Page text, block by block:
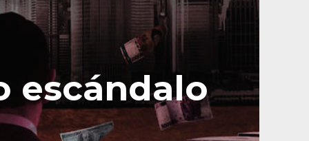
escándalo